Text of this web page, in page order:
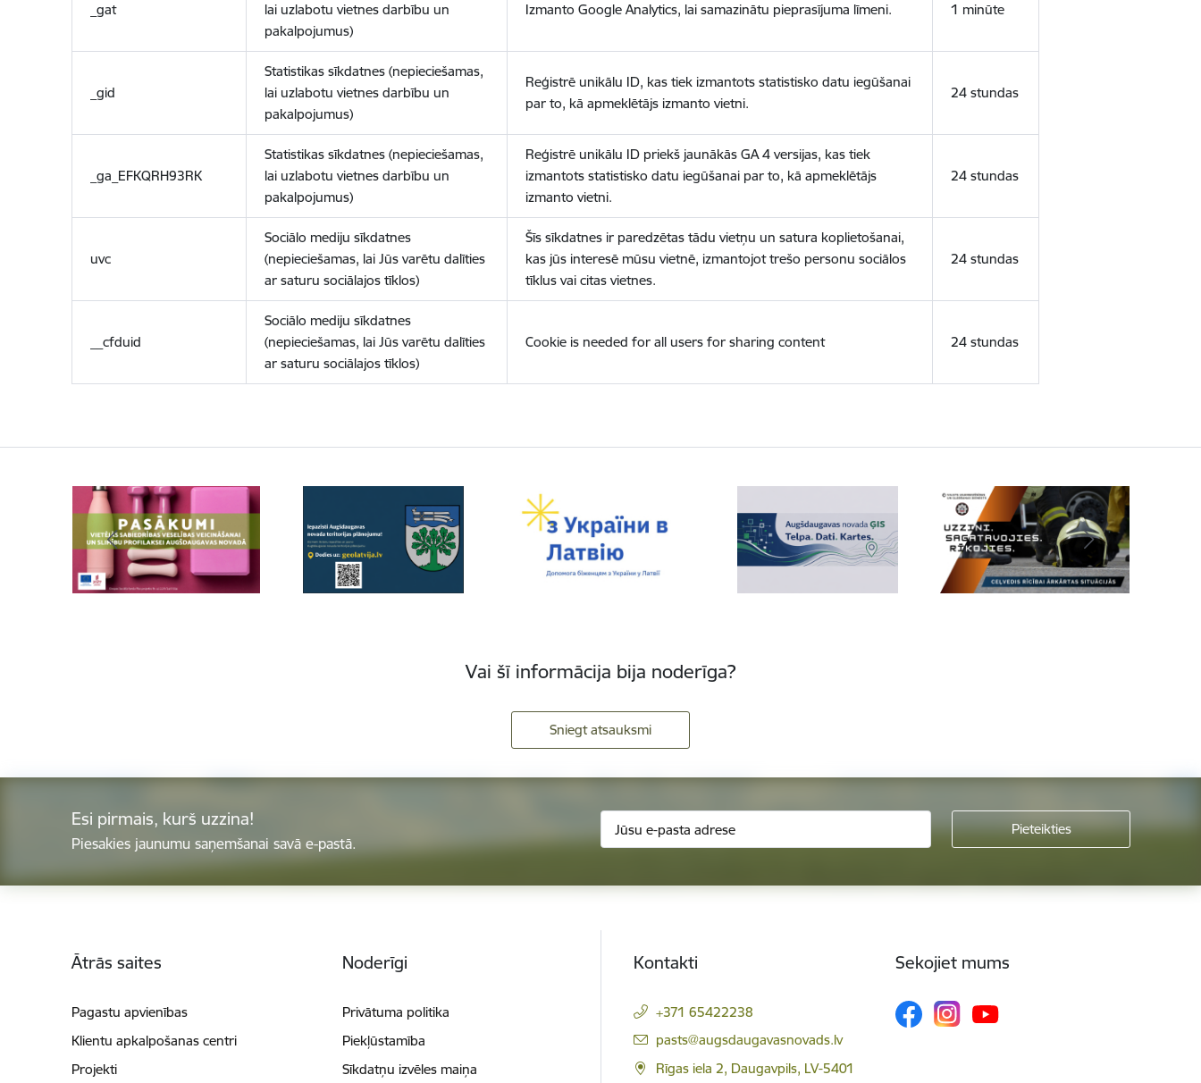
_gat
lai uzlabotu vietnes darbību un
pakalpojumus)
Izmanto Google Analytics, lai samazinātu pieprasījuma līmeni. 1 minūte
_gid
Statistikas sīkdatnes (nepieciešamas,
lai uzlabotu vietnes darbību un
pakalpojumus)
Reģistrē unikālu ID, kas tiek izmantots statistisko datu iegūšanai
par to, kā apmeklētājs izmanto vietni.
24 stundas
_ga_EFKQRH93RK
Statistikas sīkdatnes (nepieciešamas,
lai uzlabotu vietnes darbību un
pakalpojumus)
Reģistrē unikālu ID priekš jaunākās GA 4 versijas, kas tiek
izmantots statistisko datu iegūšanai par to, kā apmeklētājs
izmanto vietni.
24 stundas
uvc
Sociālo mediju sīkdatnes
(nepieciešamas, lai Jūs varētu dalīties
ar saturu sociālajos tīklos)
Šīs sīkdatnes ir paredzētas tādu vietņu un satura koplietošanai,
kas jūs interesē mūsu vietnē, izmantojot trešo personu sociālos
tīklus vai citas vietnes.
24 stundas
__cfduid
Sociālo mediju sīkdatnes
(nepieciešamas, lai Jūs varētu dalīties
ar saturu sociālajos tīklos)
Cookie is needed for all users for sharing content 24 stundas
Vai šī informācija bija noderīga?
Sniegt atsauksmi
Esi pirmais, kurš uzzina!
Piesakies jaunumu saņemšanai savā e-pastā.
Ātrās saites
Pagastu apvienības
Klientu apkalpošanas centri
Projekti
Noderīgi
Privātuma politika
Piekļūstamība
Sīkdatņu izvēles maiņa
Kontakti
+371 65422238
E-pasts:
pasts@augsdaugavasnovads.lv
Rīgas iela 2, Daugavpils, LV-5401
Sekojiet mums